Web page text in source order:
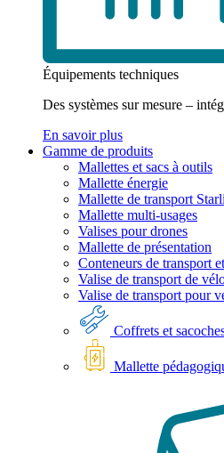
Équipements techniques
Des systèmes sur mesure –
En savoir plus
Gamme de produits
Mallettes et sacs à outils
Mallette énergie
Mallette de transport
Mallette multi-usages
Valises pour drones
Mallette de présentation
Conteneurs de transport
Valise de transport de
Valise de transport pour
Coffrets et
Mallette